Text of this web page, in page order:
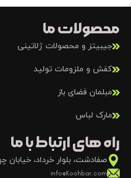
محصولات ما
جیبیتز و محصولات ژلاتینی
کفش و ملزومات تولید
مبلمان فضای باز
مارک لباس
راه های ارتباط با ما
صفادشت، بلوار خرداد، خیابان
info@Koohbar.com